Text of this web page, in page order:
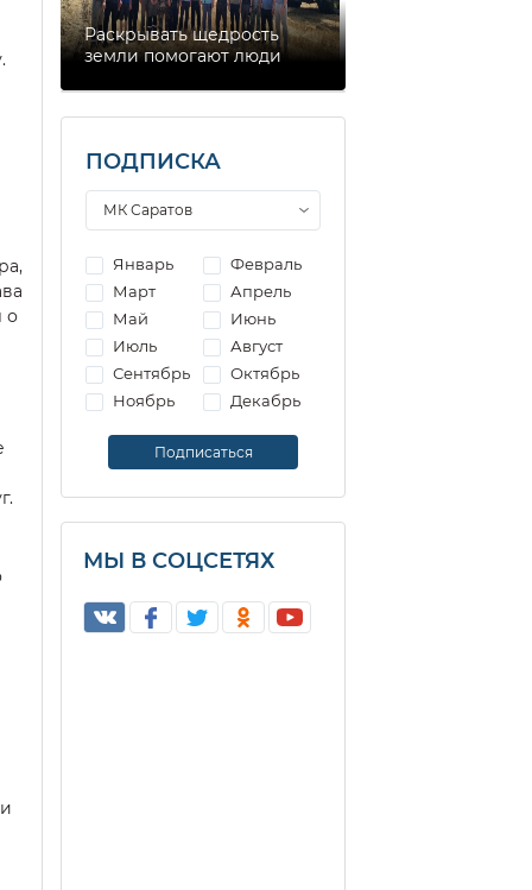
о
Раскрывать щедрость
земли помогают люди
ПОДПИСКА
Январь
Февраль
Март
Апрель
Май
Июнь
Июль
Август
Сентябрь
Октябрь
Ноябрь
Декабрь
МЫ В СОЦСЕТЯХ